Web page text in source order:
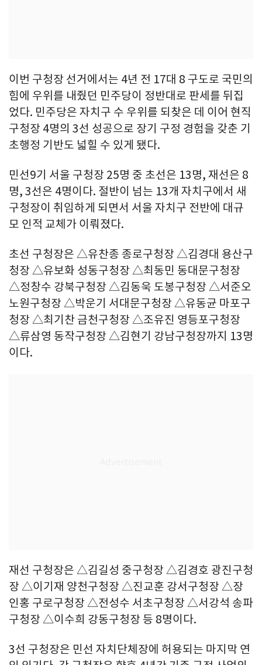
이번 구청장 선거에서는 4년 전 17대 8 구도로 국민의
힘에 우위를 내줬던 민주당이 정반대로 판세를 뒤집
었다. 민주당은 자치구 수 우위를 되찾은 데 이어 현직
구청장 4명의 3선 성공으로 장기 구정 경험을 갖춘 기
초행정 기반도 넓힐 수 있게 됐다.
민선9기 서울 구청장 25명 중 초선은 13명, 재선은 8
명, 3선은 4명이다. 절반이 넘는 13개 자치구에서 새
구청장이 취임하게 되면서 서울 자치구 전반에 대규
모 인적 교체가 이뤄졌다.
초선 구청장은 △유찬종 종로구청장 △김경대 용산구
청장 △유보화 성동구청장 △최동민 동대문구청장
△정창수 강북구청장 △김동욱 도봉구청장 △서준오
노원구청장 △박운기 서대문구청장 △유동균 마포구
청장 △최기찬 금천구청장 △조유진 영등포구청장
△류삼영 동작구청장 △김현기 강남구청장까지 13명
이다.
재선 구청장은 △김길성 중구청장 △김경호 광진구청
장 △이기재 양천구청장 △진교훈 강서구청장 △장
인홍 구로구청장 △전성수 서초구청장 △서강석 송파
구청장 △이수희 강동구청장 등 8명이다.
3선 구청장은 민선 자치단체장에 허용되는 마지막 연